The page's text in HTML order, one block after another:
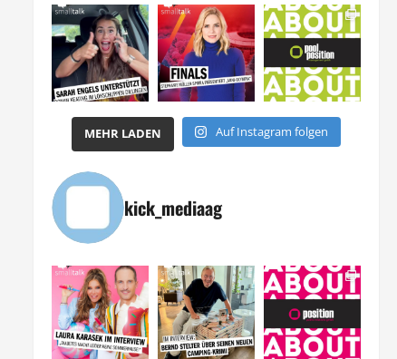
MEHR LADEN Auf Instagram folgen
kick_mediaag